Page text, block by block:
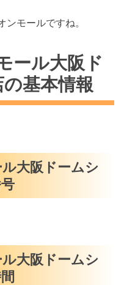
モールですね。
ール大阪ド
基本情報
大阪ドームシ
大阪ドームシ